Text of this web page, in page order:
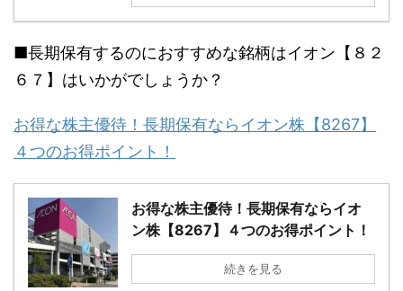
■長期保有するのにおすすめな銘柄はイオン【８２
６７】はいかがでしょうか？
お得な株主優待！長期保有ならイオン株【8267】
４つのお得ポイント！
お得な株主優待！長期保有ならイオ
ン株【8267】４つのお得ポイント！
続きを見る